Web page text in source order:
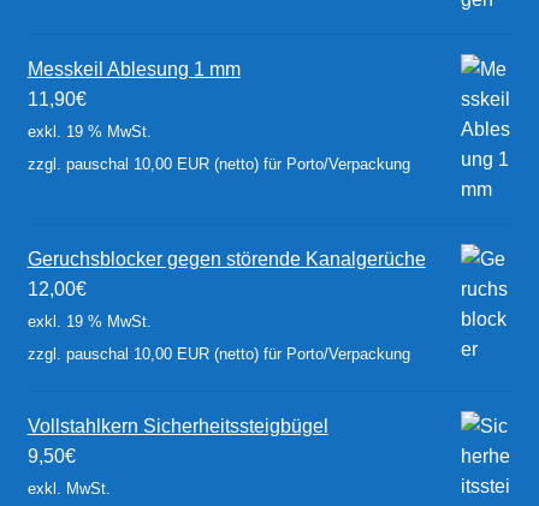
Messkeil Ablesung 1 mm
11,90€
exkl. 19 % MwSt.
zzgl. pauschal 10,00 EUR (netto) für Porto/Verpackung
Geruchsblocker gegen störende Kanalgerüche
12,00€
exkl. 19 % MwSt.
zzgl. pauschal 10,00 EUR (netto) für Porto/Verpackung
Vollstahlkern Sicherheitssteigbügel
9,50€
exkl. MwSt.